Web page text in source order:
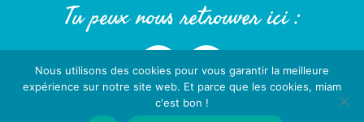
Tu peux nous retrouver ici :
Nous utilisons des cookies pour vous garantir la meilleure
expérience sur notre site web. Et parce que les cookies, miam
c'est bon !